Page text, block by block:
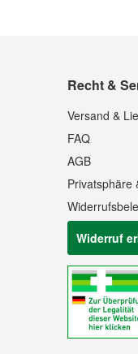
Recht &
Versand &
FAQ
AGB
Privatsphäre
Widerruf